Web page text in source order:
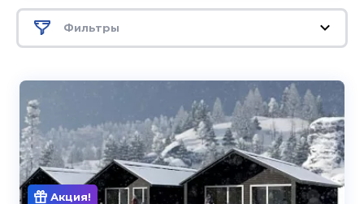
Фильтры
Акция!